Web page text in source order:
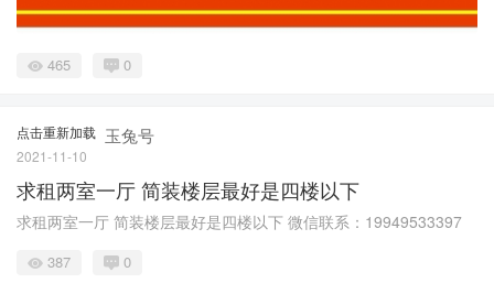
465 0
点击重新加载 玉兔号
2021-11-10
求租两室一厅 简装楼层最好是四楼以下
求租两室一厅 简装楼层最好是四楼以下 微信联系：19949533397
387 0